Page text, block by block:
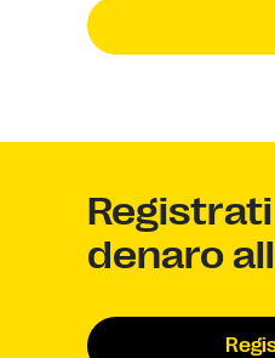
denaro